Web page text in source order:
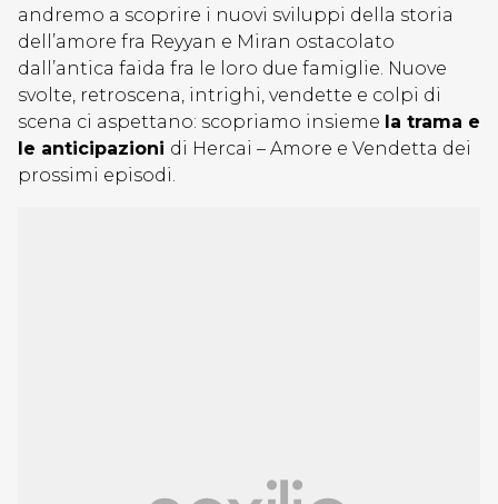
andremo a scoprire i nuovi sviluppi della storia
dell’amore fra Reyyan e Miran ostacolato
dall’antica faida fra le loro due famiglie. Nuove
svolte, retroscena, intrighi, vendette e colpi di
scena ci aspettano: scopriamo insieme la trama e
le anticipazioni di Hercai – Amore e Vendetta dei
prossimi episodi.